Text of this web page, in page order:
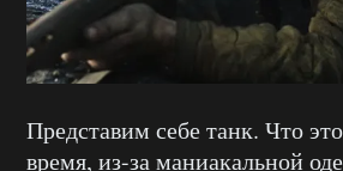
Представим себе танк. Что
время, из-за маниакальной